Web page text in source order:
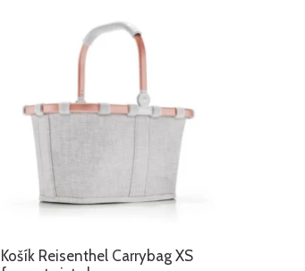
Košík Reisenthel Carrybag XS